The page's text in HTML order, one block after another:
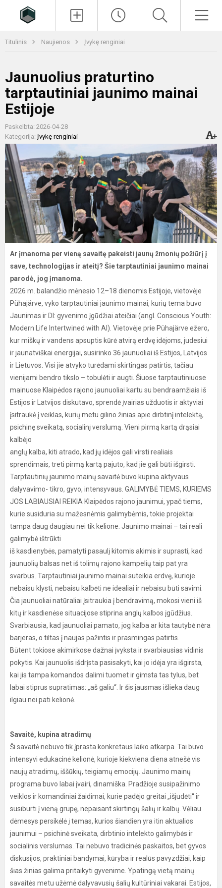
Titulinis Naujienos Įvykę renginiai
Jaunuolius praturtino
tarptautiniai jaunimo mainai
Estijoje
Paskelbta: 2026-04-28
Kategorija: Įvykę renginiai
Ar įmanoma per vieną savaitę pakeisti jaunų žmonių požiūrį į
save, technologijas ir ateitį? Šie tarptautiniai jaunimo mainai
parodė, jog įmanoma.
2026 m. balandžio mėnesio 12–18 dienomis Estijoje, vietovėje
Pühajärve, vyko tarptautiniai jaunimo mainai, kurių tema buvo
Jaunimas ir DI: gyvenimo įgūdžiai ateičiai (angl. Conscious Youth:
Modern Life Intertwined with AI). Vietovėje prie Pühajärve ežero,
kur miškų ir vandens apsuptis kūrė atvirą erdvę idėjoms, judesiui
ir jaunatviškai energijai, susirinko 36 jaunuoliai iš Estijos, Latvijos
ir Lietuvos. Visi jie atvyko turėdami skirtingas patirtis, tačiau
vienijami bendro tikslo – tobulėti ir augti. Šiuose tarptautiniuose
mainuose Klaipėdos rajono jaunuoliai kartu su bendraamžiais iš
Estijos ir Latvijos diskutavo, sprendė įvairias užduotis ir aktyviai
įsitraukė į veiklas, kurių metu gilino žinias apie dirbtinį intelektą,
psichinę sveikatą, socialinį verslumą. Vieni pirmą kartą drąsiai
kalbėjo
anglų kalba, kiti atrado, kad jų idėjos gali virsti realiais
sprendimais, treti pirmą kartą pajuto, kad jie gali būti išgirsti.
Tarptautinių jaunimo mainų savaitė buvo kupina aktyvaus
dalyvavimo- tikro, gyvo, intensyvaus. GALIMYBĖ TIEMS, KURIEMS
JOS LABIAUSIAI REIKIA Klaipėdos rajono jaunimui, ypač tiems,
kurie susiduria su mažesnėmis galimybėmis, tokie projektai
tampa daug daugiau nei tik kelione. Jaunimo mainai – tai reali
galimybė ištrūkti
iš kasdienybės, pamatyti pasaulį kitomis akimis ir suprasti, kad
jaunuolių balsas net iš tolimų rajono kampelių taip pat yra
svarbus. Tarptautiniai jaunimo mainai suteikia erdvę, kurioje
nebaisu klysti, nebaisu kalbėti ne idealiai ir nebaisu būti savimi.
Čia jaunuoliai natūraliai įsitraukia į bendravimą, mokosi vieni iš
kitų ir kasdienėse situacijose stiprina anglų kalbos įgūdžius.
Svarbiausia, kad jaunuoliai pamato, jog kalba ar kita tautybė nėra
barjeras, o tiltas į naujas pažintis ir prasmingas patirtis.
Būtent tokiose akimirkose dažnai įvyksta ir svarbiausias vidinis
pokytis. Kai jaunuolis išdrįsta pasisakyti, kai jo idėja yra išgirsta,
kai jis tampa komandos dalimi tuomet ir gimsta tas tylus, bet
labai stiprus supratimas: „aš galiu“. Ir šis jausmas išlieka daug
ilgiau nei pati kelionė.
Savaitė, kupina atradimų
Ši savaitė nebuvo tik įprasta konkretaus laiko atkarpa. Tai buvo
intensyvi edukacinė kelionė, kurioje kiekviena diena atnešė vis
naujų atradimų, iššūkių, teigiamų emocijų. Jaunimo mainų
programa buvo labai įvairi, dinamiška. Pradžioje susipažinimo
veiklos ir komandiniai žaidimai, kurie padėjo greitai „išjudėti“ ir
susiburti į vieną grupę, nepaisant skirtingų šalių ir kalbų. Vėliau
dėmesys persikėlė į temas, kurios šiandien yra itin aktualios
jaunimui – psichinė sveikata, dirbtinio intelekto galimybės ir
socialinis verslumas. Tai nebuvo tradicinės paskaitos, bet gyvos
diskusijos, praktiniai bandymai, kūryba ir realūs pavyzdžiai, kaip
šias žinias galima pritaikyti gyvenime. Ypatingą vietą mainų
savaitės metu užėmė dalyvavusių šalių kultūriniai vakarai. Estijos,